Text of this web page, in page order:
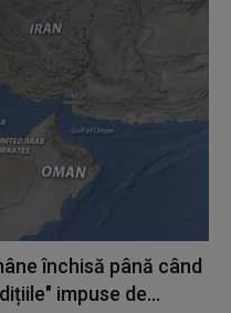
închisă până când
impuse de...